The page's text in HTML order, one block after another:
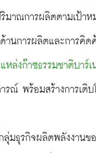
ริมาณการผลิตตามเป้า
านการผลิตและการคิ
หล่งก๊าซธรรมชาติบาร์เ
รณ์ พร้อมสร้างการเติบ
มธุรกิจผลิตพลังงานขอ